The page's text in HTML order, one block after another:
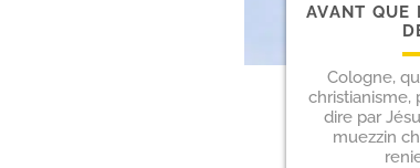
AVANT QUE
Cologne,
christianisme,
dire par
muezzin